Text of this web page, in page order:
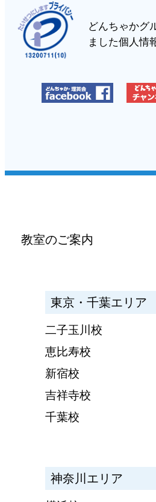
どんちゃかグ
ました個人情
教室のご案内
東京・千葉エリア
二子玉川校
恵比寿校
新宿校
吉祥寺校
千葉校
神奈川エリア